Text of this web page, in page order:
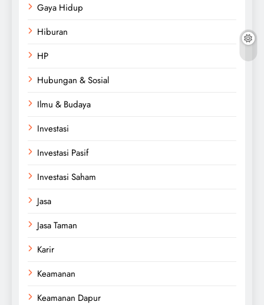
Gaya Hidup
Hiburan
HP
Hubungan & Sosial
Ilmu & Budaya
Investasi
Investasi Pasif
Investasi Saham
Jasa
Jasa Taman
Karir
Keamanan
Keamanan Dapur